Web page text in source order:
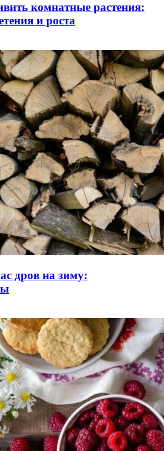
комнатные растения:
и роста
дров на зиму: